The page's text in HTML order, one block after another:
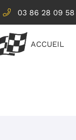
03 86 28 09 58
ACCUEIL